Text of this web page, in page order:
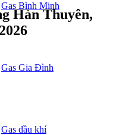
Gas Bình Minh
Gas Gia Đình
Gas dầu khí
Hàn Thuyên,